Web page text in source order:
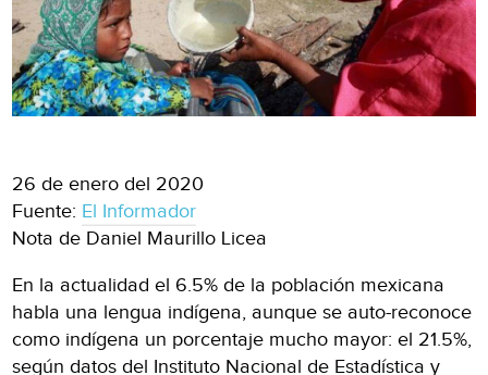
26 de enero del 2020
Fuente: El Informador
Nota de Daniel Maurillo Licea
En la actualidad el 6.5% de la población mexicana
habla una lengua indígena, aunque se auto-reconoce
como indígena un porcentaje mucho mayor: el 21.5%,
según datos del Instituto Nacional de Estadística y